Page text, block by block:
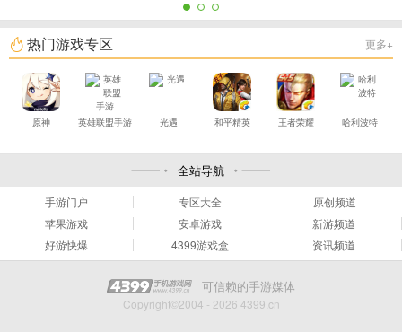
热门游戏专区 更多+
原神 英雄联盟手游 光遇 和平精英 王者荣耀 哈利波特
全站导航
手游门户 专区大全
原创频道
苹果游戏
安卓游戏
新游频道
好游快爆
4399游戏盒 资讯频道
可信赖的手游媒体
Copyright©2004 - 2026 4399.cn